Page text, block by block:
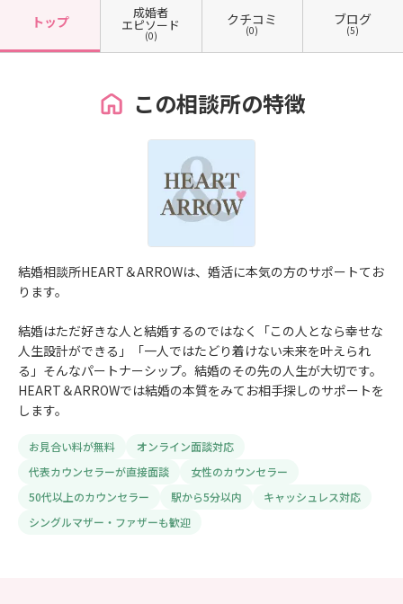
トップ
成婚者
エピソード
(0)
クチコミ
(0)
ブログ
(5)
この相談所の特徴
結婚相談所HEART＆ARROWは、婚活に本気の方のサポートてお
ります。
結婚はただ好きな人と結婚するのではなく「この人となら幸せな
人生設計ができる」「一人ではたどり着けない未来を叶えられ
る」そんなパートナーシップ。結婚のその先の人生が大切です。
HEART＆ARROWでは結婚の本質をみてお相手探しのサポートを
します。
お見合い料が無料
オンライン面談対応
代表カウンセラーが直接面談
女性のカウンセラー
50代以上のカウンセラー
駅から5分以内
キャッシュレス対応
シングルマザー・ファザーも歓迎